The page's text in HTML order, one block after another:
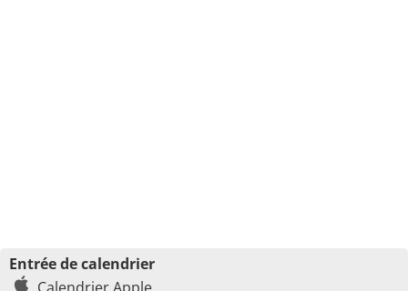
Entrée de calendrier